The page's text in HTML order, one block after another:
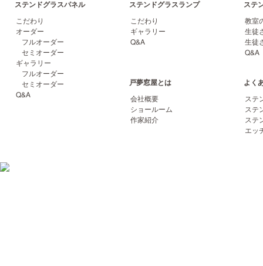
ステンドグラスパネル
こだわり
オーダー
フルオーダー
セミオーダー
ギャラリー
フルオーダー
セミオーダー
Q&A
ステンドグラスランプ
こだわり
ギャラリー
Q&A
ステ
教室
生徒
生徒
Q&A
戸夢窓屋とは
会社概要
ショールーム
作家紹介
よく
ステ
ステ
ステ
エッ